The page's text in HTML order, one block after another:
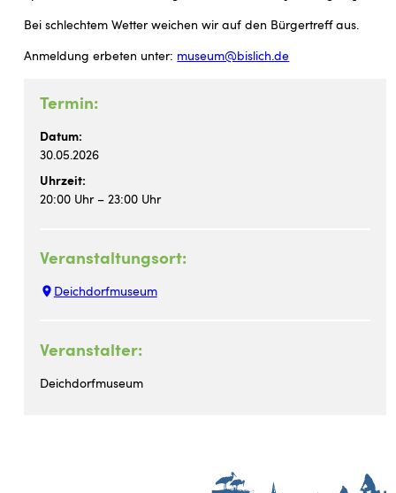
Bei schlechtem Wetter weichen wir auf den Bürgertreff aus.
Anmeldung erbeten unter: museum@bislich.de
Termin:
Datum:
30.05.2026
Uhrzeit:
20:00 Uhr – 23:00 Uhr
Veranstaltungsort:
Deichdorfmuseum
Veranstalter:
Deichdorfmuseum